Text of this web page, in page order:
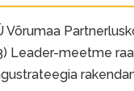
Võrumaa
Leader-meetme